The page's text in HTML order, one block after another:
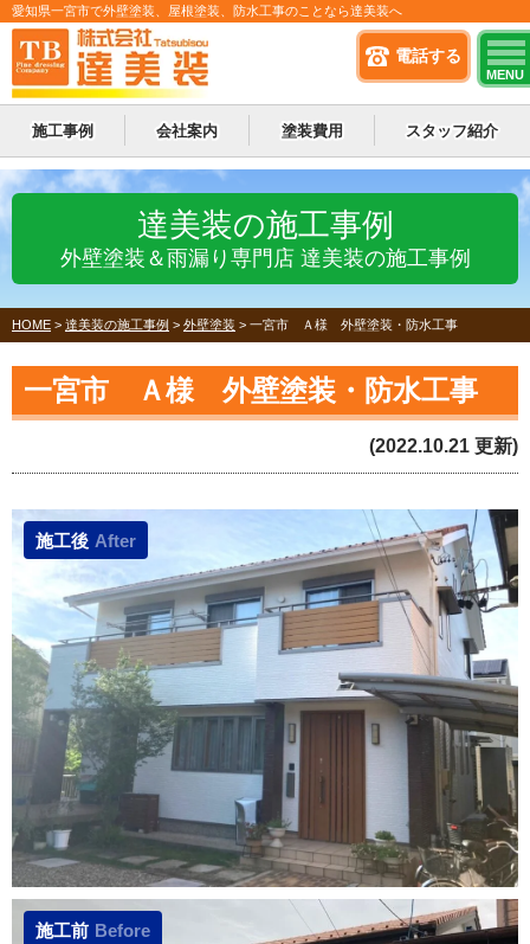
電話する
MENU
愛知県一宮市で外壁塗装、屋根塗装、防水工事のことなら達美装へ
施工事例 会社案内 塗装費用 スタッフ紹介
達美装の施工事例
外壁塗装＆雨漏り専門店 達美装の施工事例
HOME > 達美装の施工事例 > 外壁塗装 > 一宮市 Ａ様 外壁塗装・防水工事
一宮市 Ａ様 外壁塗装・防水工事
(2022.10.21 更新)
施工後 After
施工前 Before